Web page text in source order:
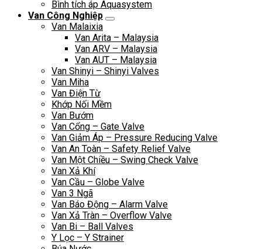
Bình tích áp Aquasystem
Van Công Nghiệp
Van Malaixia
Van Arita – Malaysia
Van ARV – Malaysia
Van AUT – Malaysia
Van Shinyi – Shinyi Valves
Van Miha
Van Điện Từ
Khớp Nối Mềm
Van Bướm
Van Cổng – Gate Valve
Van Giảm Áp – Pressure Reducing Valve
Van An Toàn – Safety Relief Valve
Van Một Chiều – Swing Check Valve
Van Xả Khí
Van Cầu – Globe Valve
Van 3 Ngã
Van Báo Động – Alarm Valve
Van Xả Tràn – Overflow Valve
Van Bi – Ball Valves
Y Lọc – Y Strainer